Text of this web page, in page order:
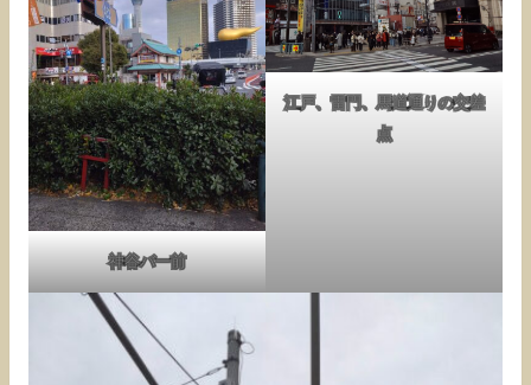
神谷バー前
江戸、雷門、馬道通りの交差
点